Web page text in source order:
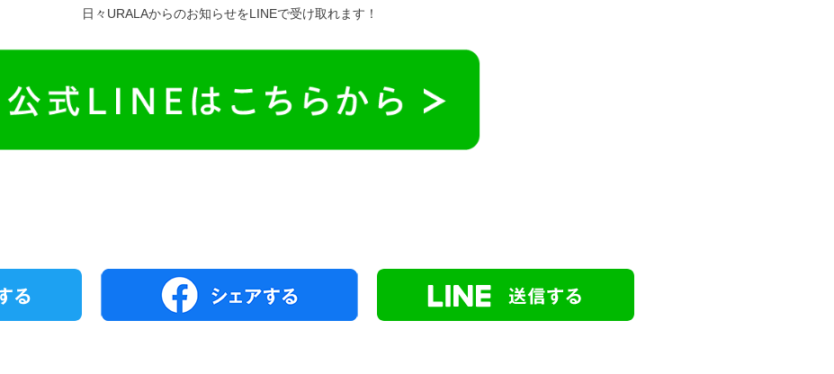
日々URALAからのお知らせをLINEで受け取れます！